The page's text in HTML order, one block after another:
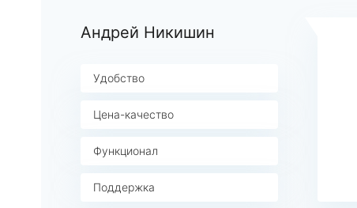
Андрей Никишин
Удобство
Цена-качество
Функционал
Поддержка